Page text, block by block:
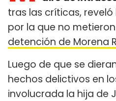
tras las críticas,
por la que no
detención de Morena
Luego de que se
hechos delictivos en
involucrada la hija de